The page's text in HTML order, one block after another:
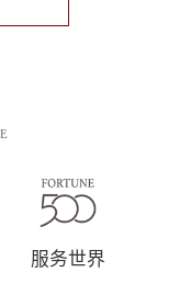
服务世界